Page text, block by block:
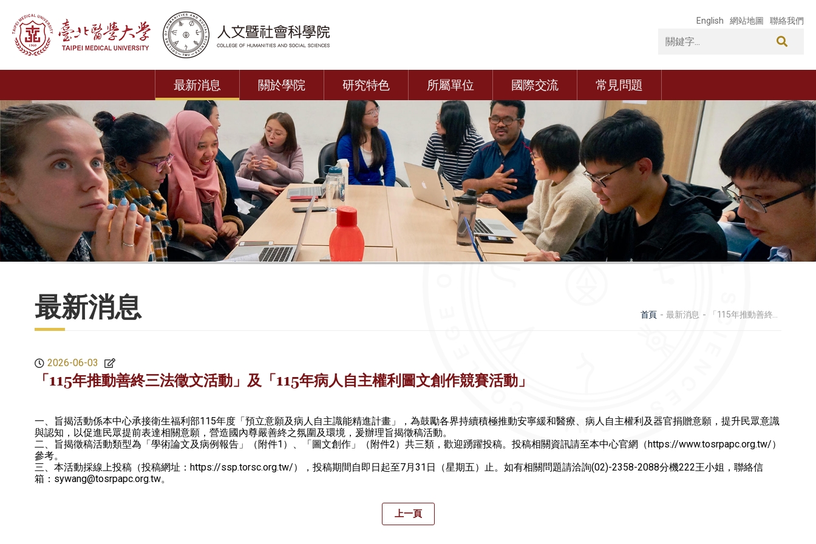
English 網站地圖 聯絡我們
最新消息 關於學院 研究特色 所屬單位 國際交流 常見問題
最新消息 首頁 最新消息
2026-06-03
「115年推動善終三法徵文活動」及「115年病人自主權利圖文創作競賽活動」
一、旨揭活動係本中心承接衛生福利部115年度「預立意願及病人自主識能精進計畫」，為鼓勵各界持續積極推動安寧緩和醫療、病人自主權利及器官捐贈意願，提升民眾意識
與認知，以促進民眾提前表達相關意願，營造國內尊嚴善終之氛圍及環境，爰辦理旨揭徵稿活動。
二、旨揭徵稿活動類型為「學術論文及病例報告」（附件1）、「圖文創作」（附件2）共三類，歡迎踴躍投稿。投稿相關資訊請至本中心官網（https://www.tosrpapc.org.tw/）
參考。
三、本活動採線上投稿（投稿網址：https://ssp.torsc.org.tw/），投稿期間自即日起至7月31日（星期五）止。如有相關問題請洽詢(02)-2358-2088分機222王小姐，聯絡信
箱：sywang@tosrpapc.org.tw。
上一頁